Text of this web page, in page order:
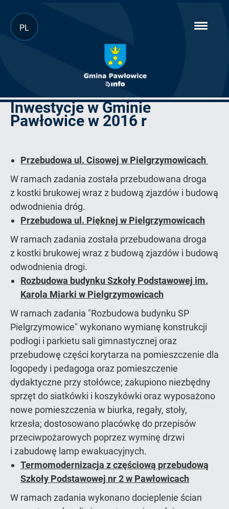
Przejdź
do
PL
Inwestycje
zakończone
w
Inwestycje w Gminie
Pawłowice w 2016 r
Przebudowa ul. Cisowej w Pielgrzymowicach
W ramach zadania została przebudowana droga
z kostki brukowej wraz z budową zjazdów i budową
odwodnienia dróg.
Przebudowa ul. Pięknej w Pielgrzymowicach
W ramach zadania została przebudowana droga
z kostki brukowej wraz z budową zjazdów i budową
odwodnienia drogi.
Rozbudowa budynku Szkoły Podstawowej im.
Karola Miarki w Pielgrzymowicach
W ramach zadania "Rozbudowa budynku SP
Pielgrzymowice" wykonano wymianę konstrukcji
podłogi i parkietu sali gimnastycznej oraz
przebudowę części korytarza na pomieszczenie dla
logopedy i pedagoga oraz pomieszczenie
dydaktyczne przy stołówce; zakupiono niezbędny
sprzęt do siatkówki i koszykówki oraz wyposażono
nowe pomieszczenia w biurka, regały, stoły,
krzesła; dostosowano placówkę do przepisów
przeciwpożarowych poprzez wyminę drzwi
i zabudowę lamp ewakuacyjnych.
Termomodernizacja z częściową przebudową
Szkoły Podstawowej nr 2 w Pawłowicach
W ramach zadania wykonano docieplenie ścian